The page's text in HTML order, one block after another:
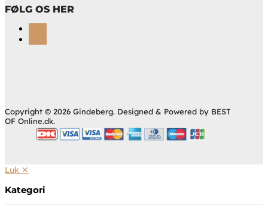
FØLG OS HER
Copyright © 2026 Gindeberg. Designed & Powered by BEST
OF Online.dk.
Luk ✕
Kategori